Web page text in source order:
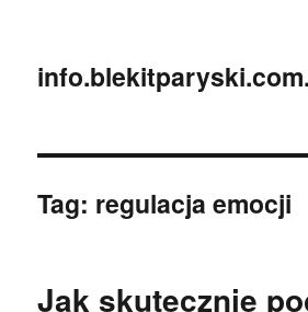
Tag: regulacja emocji
Jak skutecznie